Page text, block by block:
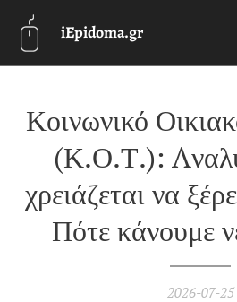
iEpidoma.gr
Κοινωνικό
(Κ.Ο.Τ.):
χρειάζεται να
Πότε κάνουμε
2026-07-25